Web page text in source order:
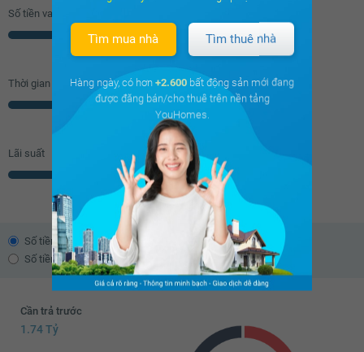
Số tiền vay (
Triệu
Thời gian vay
Lãi suất
Số tiền trả theo dư nợ giảm dần
Số tiền trả đều hàng tháng
Cần trả trước
1.74 Tỷ
Tìm mua nhà Tìm thuê nhà
Hàng ngày, có hơn +2.600 bất động sản mới đang
được đăng bán/cho thuê trên nền tảng
YouHomes.